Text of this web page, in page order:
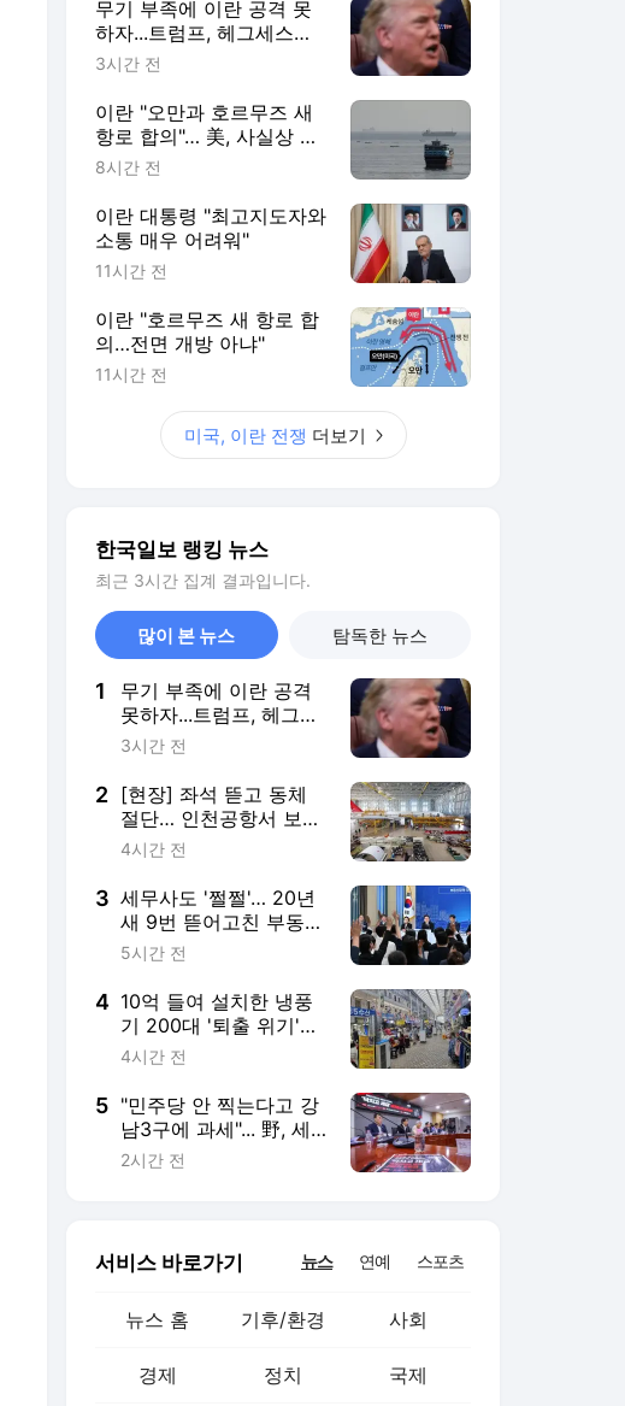
무기 부족에 이란 공격 못
하자...트럼프, 헤그세스에
불만 ‘폭발’
3시간 전
이란 "오만과 호르무즈 새
항로 합의"… 美, 사실상 통
제권 인정하나
8시간 전
이란 대통령 "최고지도자와
소통 매우 어려워"
11시간 전
이란 "호르무즈 새 항로 합
의…전면 개방 아냐"
11시간 전
미국, 이란 전쟁 더보기
한국일보 랭킹 뉴스
최근 3시간 집계 결과입니다.
많이 본 뉴스 탐독한 뉴스
1
무기 부족에 이란 공격
못하자...트럼프, 헤그세
스에 불만 ‘폭발’
3시간 전
2 [현장] 좌석 뜯고 동체
절단… 인천공항서 보잉
777이 100톤 화물기로
4시간 전
3 세무사도 '쩔쩔'… 20년
새 9번 뜯어고친 부동산
세금
5시간 전
4 10억 들여 설치한 냉풍
기 200대 '퇴출 위기'…
극한 폭염에도 왜?
4시간 전
5 "민주당 안 찍는다고 강
남3구에 과세"... 野, 세
제 개편안 총공세
2시간 전
서비스 바로가기 뉴스 연예 스포츠
뉴스 홈 기후/환경 사회
경제 정치 국제